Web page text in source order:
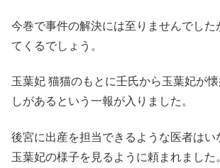
今巻で事件の解決には至りませんでした
てくるでしょう。
玉葉妃 猫猫のもとに壬氏から玉葉妃が
しがあるという一報が入りました。
後宮に出産を担当できるような医者はい
玉葉妃の様子を見るように頼まれました